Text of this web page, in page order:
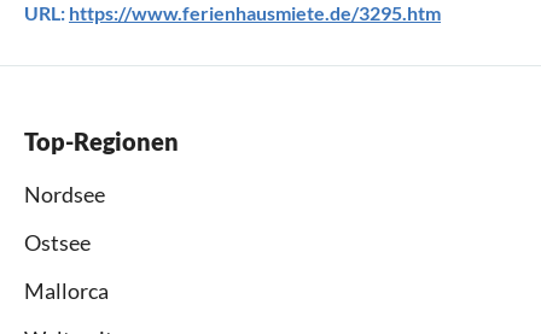
URL: https://www.ferienhausmiete.de/3295.htm
Top-Regionen
Nordsee
Ostsee
Mallorca